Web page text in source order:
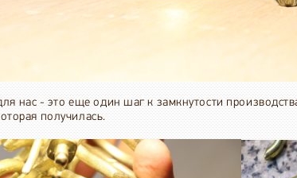
нас - это еще один шаг к замкнутости
получилась.